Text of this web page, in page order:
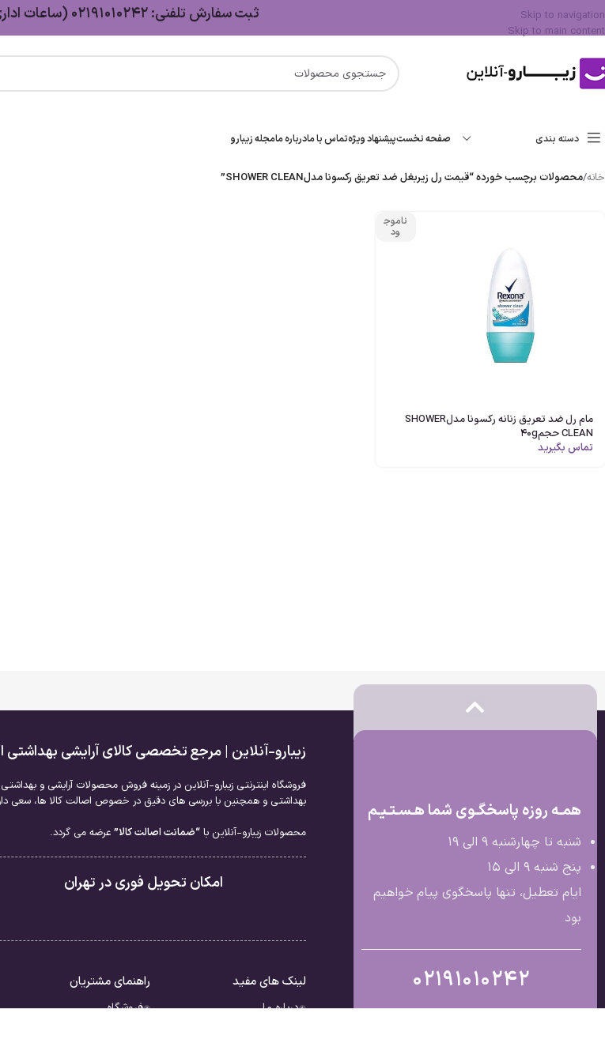
Skip to navigation
Skip to main content
ثبت سفارش تلفنی: 02191010242 (ساعات اداری)
دسته بندی صفحه نخستپیشنهاد ویژهتماس با مادرباره مامجله زیبارو
خانه/محصولات برچسب خورده “قیمت رل زیربغل ضد تعریق رکسونا مدلSHOWER CLEAN”
ناموج
ود
مام رل ضد تعریق زنانه رکسونا مدلSHOWER
CLEAN حجم40g
تماس بگیرید
همـه روزه پاسخگـوی شما هـسـتـیـم
شنبه تا چهارشنبه 9 الی ۱۹
پنج شنبه 9 الی ۱۵
ایام تعطیل، تنها پاسخگوی پیام خواهیم
بود
02191010242
زیبارو-آنلاین | مرجع تخصصی کالای آرایشی
فروشگاه اینترنتی زیبارو-آنلاین در زمینه فروش محصولات آرایشی و
بهداشتی و همچنین با بررسی های دقیق در خصوص اصالت کالا ها، سعی
محصولات زیبارو-آنلاین با“ضمانت اصالت کالا” عرضه می گردد.
امکان تحویل فوری در تهران
لینک های مفید
درباره ما
راهنمای مشتریان
فروشگاه